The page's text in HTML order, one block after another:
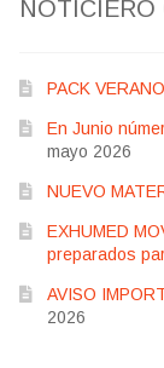
NOTICIERO
PACK
En Junio
mayo 2026
NUEVO
EXHUMED
preparados
AVISO
2026